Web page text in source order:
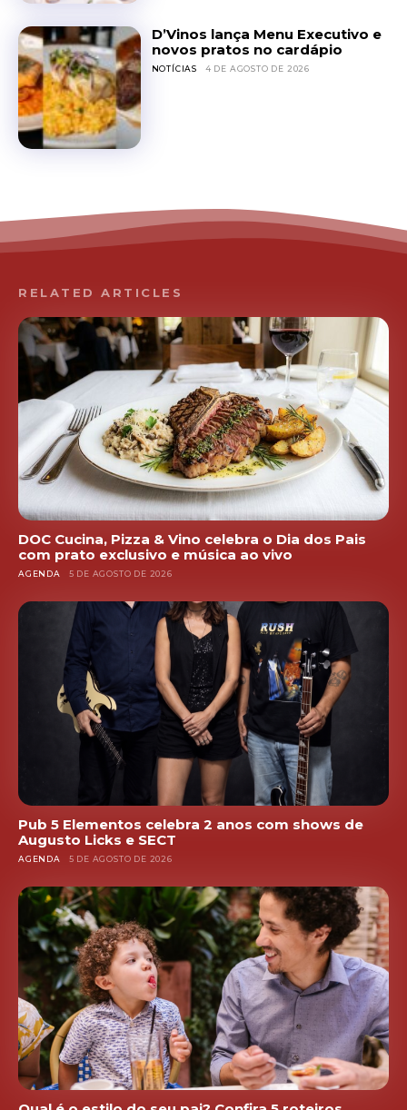
D’Vinos lança Menu Executivo e
novos pratos no cardápio
NOTÍCIAS 4 DE AGOSTO DE 2026
RELATED ARTICLES
DOC Cucina, Pizza & Vino celebra o Dia dos Pais
com prato exclusivo e música ao vivo
AGENDA 5 DE AGOSTO DE 2026
Pub 5 Elementos celebra 2 anos com shows de
Augusto Licks e SECT
AGENDA 5 DE AGOSTO DE 2026